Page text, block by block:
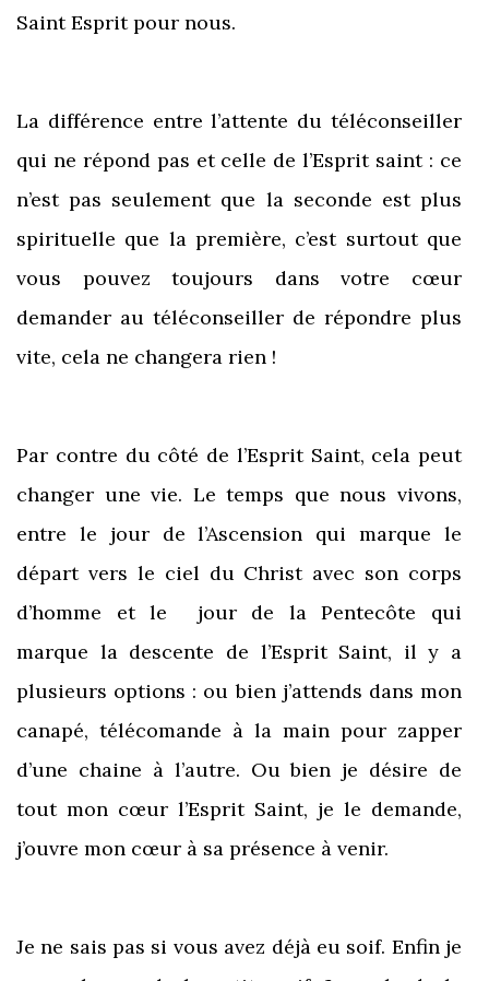
Saint Esprit pour nous.
La différence entre l’attente du téléconseiller
qui ne répond pas et celle de l’Esprit saint : ce
n’est pas seulement que la seconde est plus
spirituelle que la première, c’est surtout que
vous pouvez toujours dans votre cœur
demander au téléconseiller de répondre plus
vite, cela ne changera rien !
Par contre du côté de l’Esprit Saint, cela peut
changer une vie. Le temps que nous vivons,
entre le jour de l’Ascension qui marque le
départ vers le ciel du Christ avec son corps
d’homme et le jour de la Pentecôte qui
marque la descente de l’Esprit Saint, il y a
plusieurs options : ou bien j’attends dans mon
canapé, télécomande à la main pour zapper
d’une chaine à l’autre. Ou bien je désire de
tout mon cœur l’Esprit Saint, je le demande,
j’ouvre mon cœur à sa présence à venir.
Je ne sais pas si vous avez déjà eu soif. Enfin je